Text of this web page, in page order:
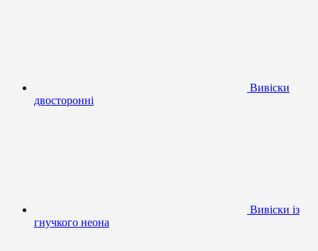
Вивіски
двосторонні
Вивіски із
гнучкого неона